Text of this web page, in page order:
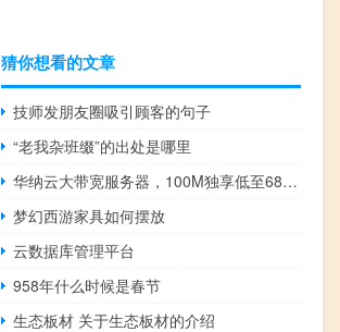
猜你想看的文章
技师发朋友圈吸引顾客的句子
“老我杂班缀”的出处是哪里
华纳云大带宽服务器，100M独享低至688元月，不限流量现机交付，适合CDN视频直播多场景应用
梦幻西游家具如何摆放
云数据库管理平台
958年什么时候是春节
生态板材 关于生态板材的介绍